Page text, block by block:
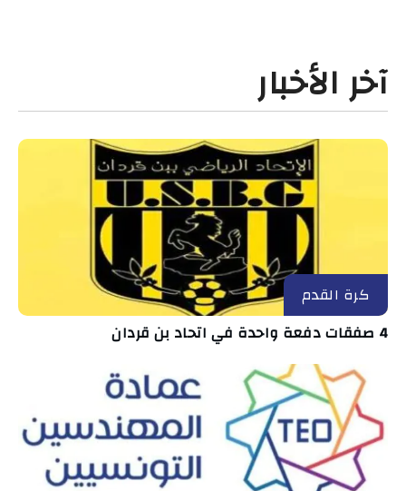
آخر الأخبار
كرة القدم
4 صفقات دفعة واحدة في اتحاد بن قردان